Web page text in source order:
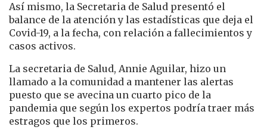
Así mismo, la Secretaria de Salud presentó el
balance de la atención y las estadísticas que deja el
Covid-19, a la fecha, con relación a fallecimientos y
casos activos.
La secretaria de Salud, Annie Aguilar, hizo un
llamado a la comunidad a mantener las alertas
puesto que se avecina un cuarto pico de la
pandemia que según los expertos podría traer más
estragos que los primeros.